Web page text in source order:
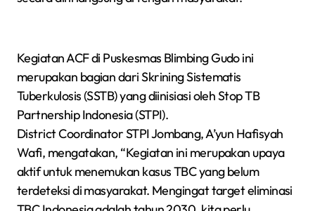
Kegiatan ACF di Puskesmas Blimbing Gudo ini
merupakan bagian dari Skrining Sistematis
Tuberkulosis (SSTB) yang diinisiasi oleh Stop TB
Partnership Indonesia (STPI).
District Coordinator STPI Jombang, A’yun Hafisyah
Wafi, mengatakan, “Kegiatan ini merupakan upaya
aktif untuk menemukan kasus TBC yang belum
terdeteksi di masyarakat. Mengingat target eliminasi